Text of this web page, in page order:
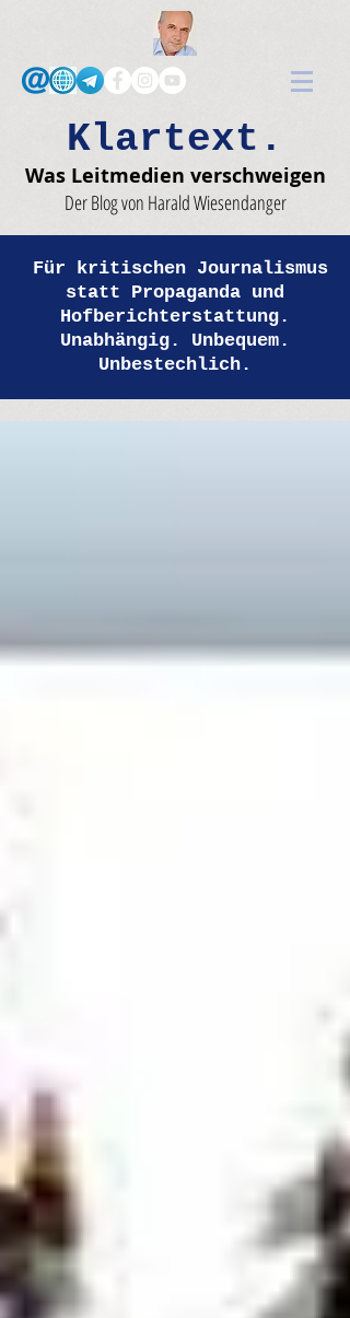
Klartext.
Was Leitmedien verschweigen
Der Blog von Harald Wiesendanger
Für kritischen Journalismus
statt Propaganda und
Hofberichterstattung.
Unabhängig. Unbequem.
Unbestechlich.